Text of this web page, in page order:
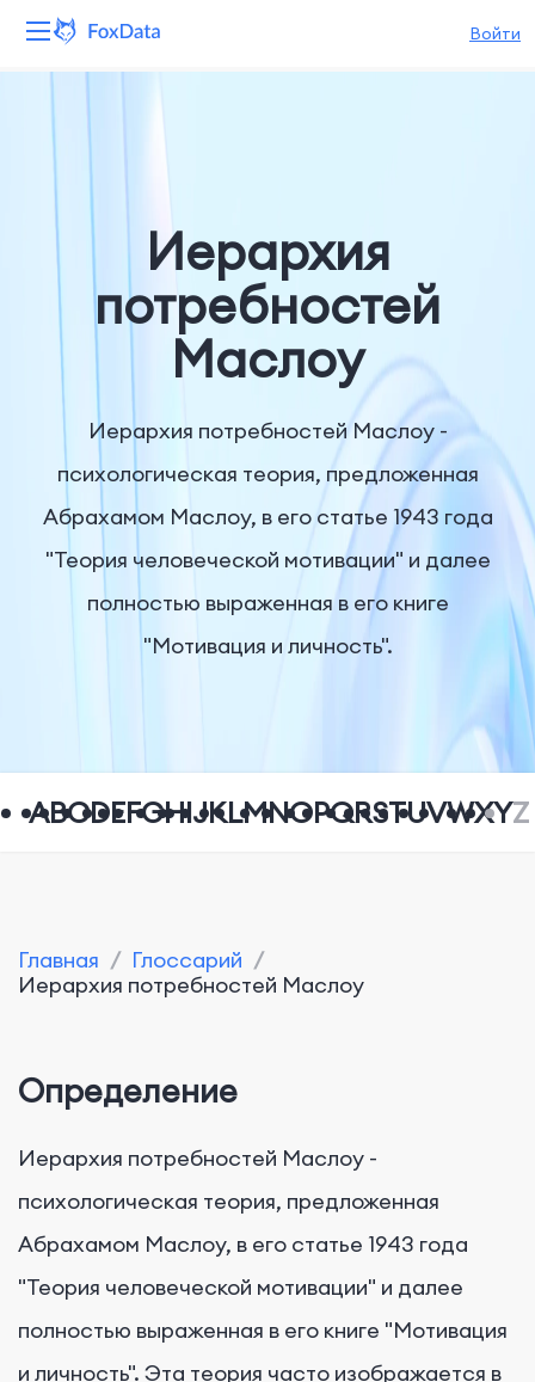
Войти
Решения
Цены
Иерархия
потребностей
Маслоу
Иерархия потребностей Маслоу -
психологическая теория, предложенная
Абрахамом Маслоу, в его статье 1943 года
"Теория человеческой мотивации" и далее
полностью выраженная в его книге
"Мотивация и личность".
ABCDEFGHIJKLMNOPQRSTUVWXYZ
Главная / Глоссарий /
Иерархия потребностей Маслоу
Определение
Иерархия потребностей Маслоу -
психологическая теория, предложенная
Абрахамом Маслоу, в его статье 1943 года
"Теория человеческой мотивации" и далее
полностью выраженная в его книге "Мотивация
и личность". Эта теория часто изображается в